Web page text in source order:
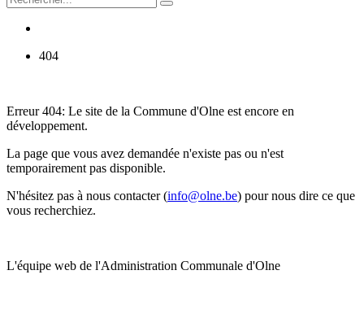
404
Erreur 404: Le site de la Commune d'Olne est encore en
développement.
La page que vous avez demandée n'existe pas ou n'est
temporairement pas disponible.
N'hésitez pas à nous contacter (info@olne.be) pour nous dire ce que
vous recherchiez.
L'équipe web de l'Administration Communale d'Olne